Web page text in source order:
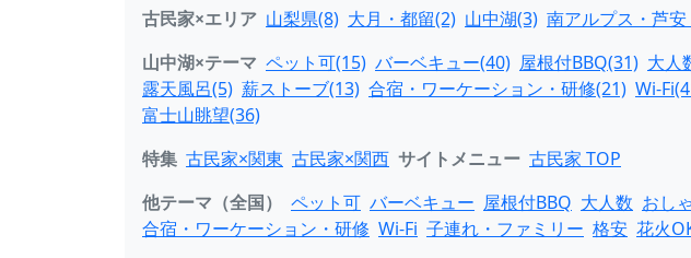
古民家×エリア 山梨県(8) 大月・都留(2) 山中湖(3) 南アルプス・芦
山中湖×テーマ ペット可(15) バーベキュー(40) 屋根付BBQ(31) 大人
露天風呂(5) 薪ストーブ(13) 合宿・ワーケーション・研修(21) Wi-
富士山眺望(36)
特集 古民家×関東 古民家×関西 サイトメニュー 古民家 TOP
他テーマ（全国）
ペット可 バーベキュー 屋根付BBQ 大人数 おし
合宿・ワーケーション・研修 Wi-Fi 子連れ・ファミリー 格安 花火